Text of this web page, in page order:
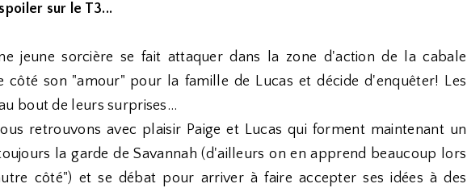
sur le T3...
jeune sorcière se fait attaquer dans la zone d'action de la cabale
côté son "amour" pour la famille de Lucas et décide d'enquêter! Les
bout de leurs surprises...
retrouvons avec plaisir Paige et Lucas qui forment maintenant un
la garde de Savannah (d'ailleurs on en apprend beaucoup lors
côté") et se débat pour arriver à faire accepter ses idées à des